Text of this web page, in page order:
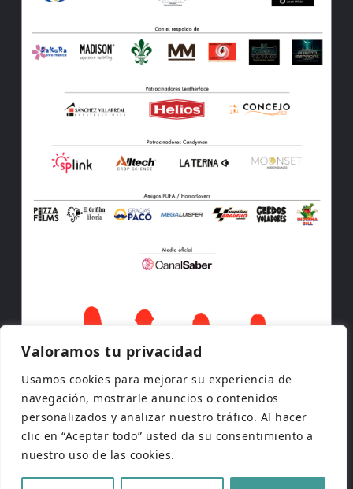
Valoramos tu privacidad
Usamos cookies para mejorar su experiencia de
navegación, mostrarle anuncios o contenidos
personalizados y analizar nuestro tráfico. Al hacer
clic en “Aceptar todo” usted da su consentimiento a
nuestro uso de las cookies.